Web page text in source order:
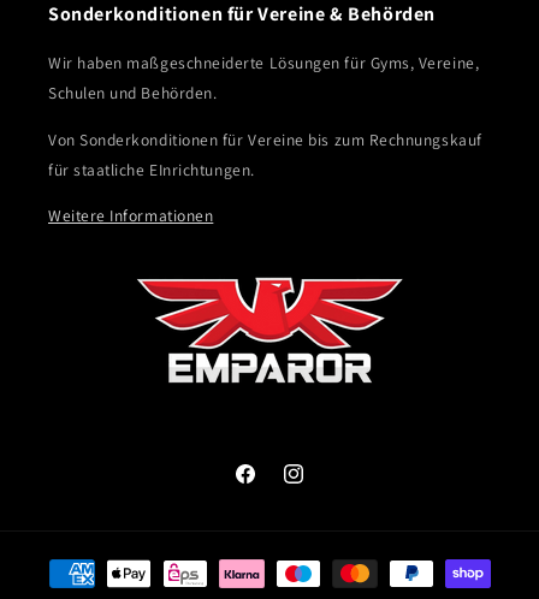
Sonderkonditionen für Vereine & Behörden
Wir haben maßgeschneiderte Lösungen für Gyms, Vereine,
Schulen und Behörden.
Von Sonderkonditionen für Vereine bis zum Rechnungskauf
für staatliche EInrichtungen.
Weitere Informationen
FacebookInstagram
Zahlungsmethoden